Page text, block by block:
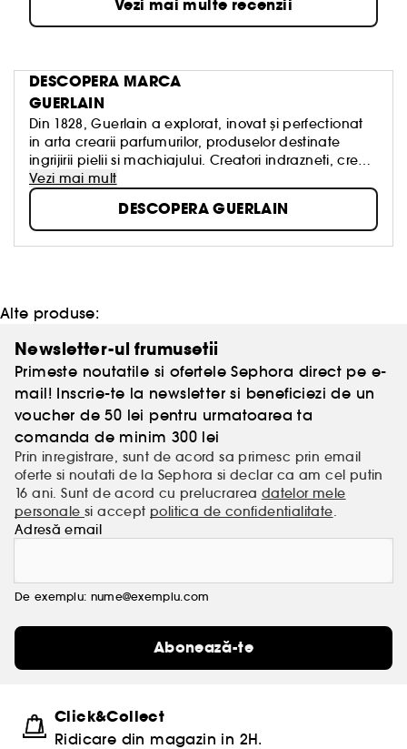
Vezi mai multe recenzii
DESCOPERA MARCA
GUERLAIN
Din 1828, Guerlain a explorat, inovat și perfectionat
in arta crearii parfumurilor, produselor destinate
ingrijirii pielii si machiajului. Creatori indrazneti, creatii
legendare, know-how atemporal. Cultura frumusetii
reprezinta semnatura proprie.
Echipele noastre, „exploratori prin natura”, imbina in
fiecare zi luxul si dezvoltarea durabila. In numele
frumusetii clientilor nostri, in numele frumusetii
Vezi mai mult
DESCOPERA GUERLAIN
Alte produse:
Newsletter-ul frumusetii
Primeste noutatile si ofertele Sephora direct pe e-
mail! Inscrie-te la newsletter si beneficiezi de un
voucher de 50 lei pentru urmatoarea ta
comanda de minim 300 lei
Prin inregistrare, sunt de acord sa primesc prin email
oferte si noutati de la Sephora si declar ca am cel putin
16 ani. Sunt de acord cu prelucrarea datelor mele
personalesi accept politica de confidentialitate.
Adresă email
De exemplu: nume@exemplu.com
Abonează-te
Click&Collect
Ridicare din magazin in 2H.